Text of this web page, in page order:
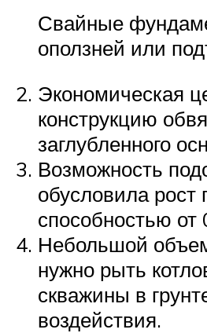
Свайные
оползней или
Экономическая
конструкцию
заглубленного
Возможность
обусловила
способностью от
Небольшой
нужно рыть
скважины в
воздействия.